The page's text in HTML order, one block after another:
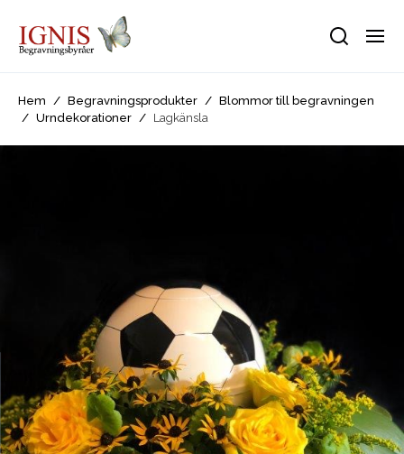
Hem / Begravningsprodukter /
Blommor till begravningen
/
Urndekorationer / Lagkänsla